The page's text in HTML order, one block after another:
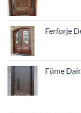
Ferforje
Füme